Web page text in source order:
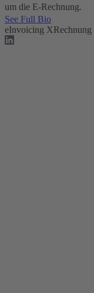
um die E-Rechnung.
See Full Bio
eInvoicing XRechnung